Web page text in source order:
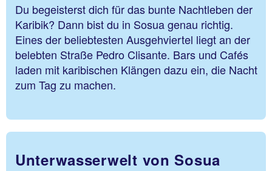
Du begeisterst dich für das bunte Nachtleben der
Karibik? Dann bist du in Sosua genau richtig.
Eines der beliebtesten Ausgehviertel liegt an der
belebten Straße Pedro Clisante. Bars und Cafés
laden mit karibischen Klängen dazu ein, die Nacht
zum Tag zu machen.
Unterwasserwelt von Sosua